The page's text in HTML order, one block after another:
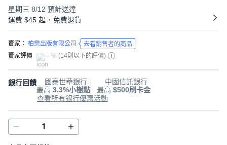
星期三 8/12 預計送達
運費 $45 起 ･ 免費退貨
賣家： 柏樂出版有限公司
去看銷售者的商品
賣家評價
-- % (14則以下的評價)
銀行回饋
國泰世華銀行
最高 3.3%小樹點
中國信託銀行
最高 $500刷卡金
查看所有銀行優惠活動